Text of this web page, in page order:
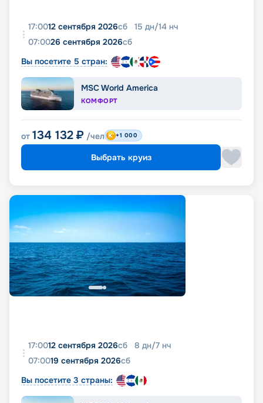
17:0012 сентября 2026сб 15 дн/14 нч
07:0026 сентября 2026сб
Вы посетите 5 стран:
MSC World America
КОМФОРТ
от 134 132 ₽ /чел +1 000
Выбрать круиз
17:0012 сентября 2026сб 8 дн/7 нч
07:0019 сентября 2026сб
Вы посетите 3 страны: